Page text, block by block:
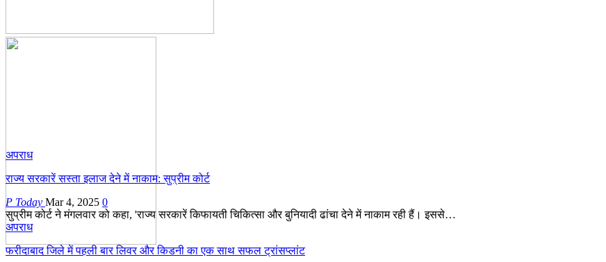
अपराध
राज्य सरकारें सस्ता इलाज देने में नाकाम: सुप्रीम कोर्ट
P Today Mar 4, 2025 0
सुप्रीम कोर्ट ने मंगलवार को कहा, 'राज्य सरकारें किफायती चिकित्सा और बुनियादी ढांचा देने में नाकाम रही हैं। इससे…
अपराध
फरीदाबाद जिले में पहली बार लिवर और किडनी का एक साथ सफल ट्रांसप्लांट